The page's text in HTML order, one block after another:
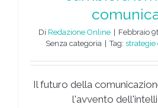
Di Redazione Online | Febbraio
Senza categoria | Tag: strategie
Il futuro della
l'avvento